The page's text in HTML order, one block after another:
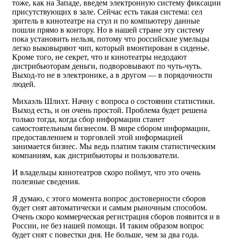
тоже, как на Западе, введем электронную систему фиксации
присутствующих в зале. Сейчас есть такая система: сел
зритель в кинотеатре на стул и по компьютеру данные
пошли прямо в контору. Но в нашей стране эту систему
пока установить нельзя, потому что российские умельцы
легко выковыряют чип, который вмонтирован в сиденье.
Кроме того, не секрет, что и кинотеатры недодают
дистрибьюторам деньги, подворовывают по чуть-чуть.
Выход-то не в электронике, а в другом — в порядочности
людей.
Михаэль Шлихт. Начну с вопроса о состоянии статистики.
Выход есть, и он очень простой. Проблема будет решена
только тогда, когда сбор информации станет
самостоятельным бизнесом. В мире сбором информации,
предоставлением и торговлей этой информацией
занимается бизнес. Мы ведь платим таким статистическим
компаниям, как дистрибьюторы и пользователи.
И владельцы кинотеатров скоро поймут, что это очень
полезные сведения.
Я думаю, с этого момента вопрос достоверности сборов
будет снят автоматически и самым рыночным способом.
Очень скоро коммерческая регистрация сборов появится и в
России, не без нашей помощи. И таким образом вопрос
будет снят с повестки дня. Не больше, чем за два года.